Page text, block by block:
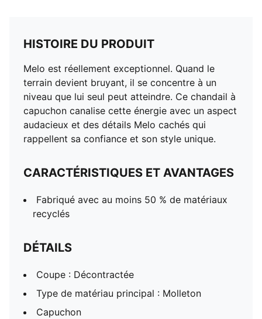
HISTOIRE DU PRODUIT
Melo est réellement exceptionnel. Quand le
terrain devient bruyant, il se concentre à un
niveau que lui seul peut atteindre. Ce chandail à
capuchon canalise cette énergie avec un aspect
audacieux et des détails Melo cachés qui
rappellent sa confiance et son style unique.
CARACTÉRISTIQUES ET AVANTAGES
Fabriqué avec au moins 50 % de matériaux
recyclés
DÉTAILS
Coupe : Décontractée
Type de matériau principal : Molleton
Capuchon